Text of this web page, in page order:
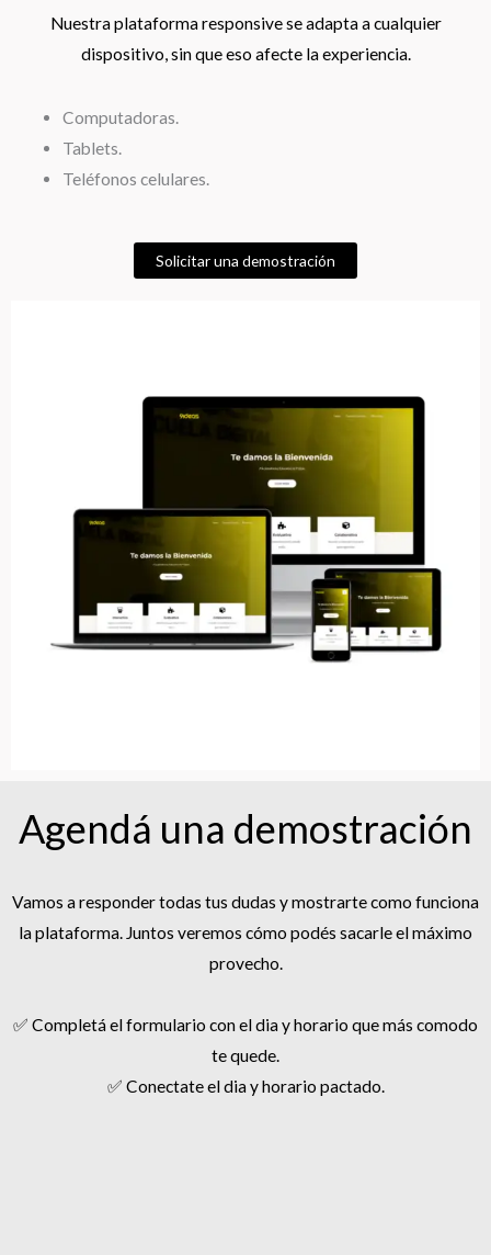
Nuestra plataforma responsive se adapta a cualquier
dispositivo, sin que eso afecte la experiencia.
Computadoras.
Tablets.
Teléfonos celulares.
Solicitar una demostración
Agendá una demostración
Vamos a responder todas tus dudas y mostrarte como funciona
la plataforma. Juntos veremos cómo podés sacarle el máximo
provecho.
✅ Completá el formulario con el dia y horario que más comodo
te quede.
✅ Conectate el dia y horario pactado.